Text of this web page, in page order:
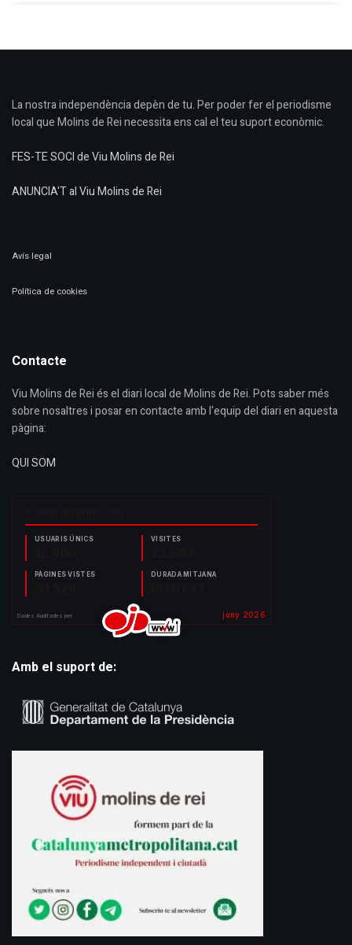
La nostra independència depèn de tu. Per poder fer el periodisme
local que Molins de Rei necessita ens cal el teu suport econòmic.
FES-TE SOCI de Viu Molins de Rei
ANUNCIA'T al Viu Molins de Rei
Avís legal
Política de cookies
Contacte
Viu Molins de Rei és el diari local de Molins de Rei. Pots saber més
sobre nosaltres i posar en contacte amb l'equip del diari en aquesta
pàgina:
QUI SOM
Amb el suport de: